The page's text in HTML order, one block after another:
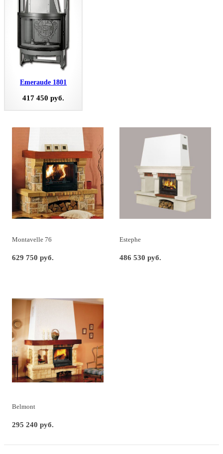
Emeraude 1801
417 450 руб.
Montavelle 76
629 750 руб.
Estephe
486 530 руб.
Belmont
295 240 руб.